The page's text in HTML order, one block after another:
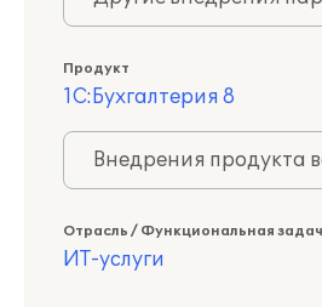
Продукт
1С:Бухгалтерия 8
Внедрения продукта
Отрасль / Функциональная
ИТ-услуги